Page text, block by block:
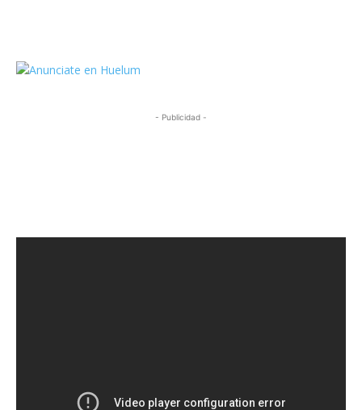
- Publicidad -